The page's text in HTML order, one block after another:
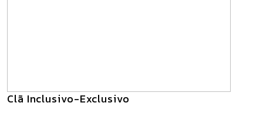
Clã Inclusivo-Exclusivo